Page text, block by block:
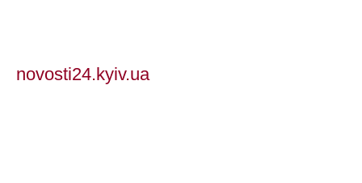
novosti24.kyiv.ua